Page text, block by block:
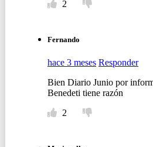
2
Fernando
hace 3 meses Responder
Bien Diario Junio por
Benedeti tiene razón
2